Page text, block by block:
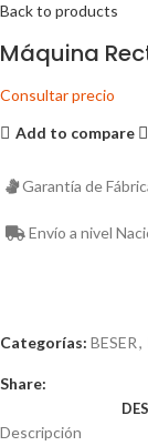
Back to products
Máquina
Consultar precio
Add to compare
Garantía de
Envío a nivel
Categorías: BESER,
Share:
Descripción